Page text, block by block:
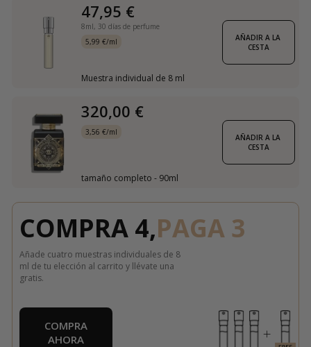
47,95 €
8ml, 30 días de perfume
5,99 €/ml
Muestra individual de 8 ml
AÑADIR A LA
CESTA
320,00 €
3,56 €/ml
tamaño completo - 90ml
AÑADIR A LA
CESTA
COMPRA 4,PAGA 3
Añade cuatro muestras individuales de 8
ml de tu elección al carrito y llévate una
gratis.
COMPRA
AHORA